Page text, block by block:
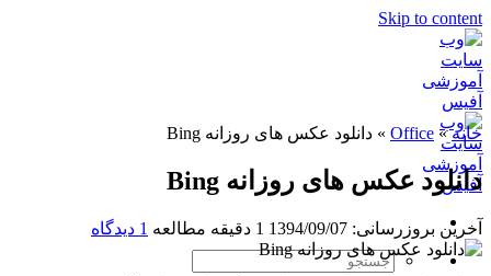
Skip to content
خانه»
Office
» دانلود عکس های روزانه Bing
دانلود عکس های روزانه Bing
آخرین بروزرسانی: 1394/09/07 1 دقیقه مطالعه 1 دیدگاه